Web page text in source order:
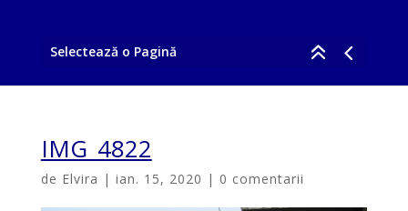
Selectează o Pagină
IMG_4822
de Elvira | ian. 15, 2020 | 0 comentarii